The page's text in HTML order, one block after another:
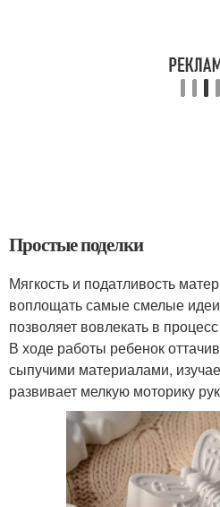
Простые поделки
Мягкость и податливость
воплощать самые смелые
позволяет вовлекать в
В ходе работы ребенок
сыпучими материалами,
развивает мелкую моторику